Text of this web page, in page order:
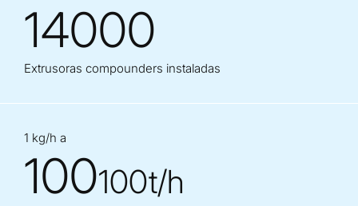
14000
Extrusoras compounders instaladas
1 kg/h a
100100t/h